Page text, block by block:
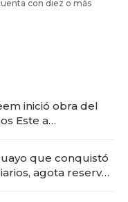
con diez o más
inició obra del
Este a
que conquistó
agota reservas